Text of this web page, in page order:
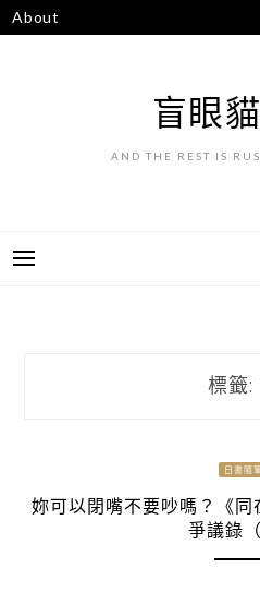
跳
至
About
盲眼
AND THE REST IS
標籤:
日書隨
妳可以閉嘴不要吵嗎？《
爭議錄（